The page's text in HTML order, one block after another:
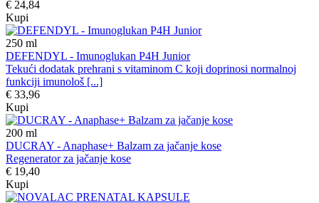
€ 24,84
Kupi
250 ml
DEFENDYL - Imunoglukan P4H Junior
Tekući dodatak prehrani s vitaminom C koji doprinosi normalnoj
funkciji imunološ [...]
€ 33,96
Kupi
200 ml
DUCRAY - Anaphase+ Balzam za jačanje kose
Regenerator za jačanje kose
€ 19,40
Kupi